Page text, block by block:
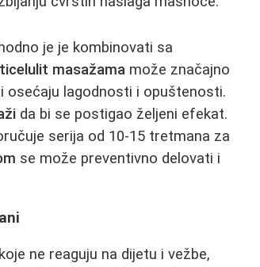
je je kombinovati sa
masažama može značajno
osećaju lagodnosti i opuštenosti.
da bi se postigao željeni efekat.
serija od 10-15 tretmana za
se može preventivno delovati i
ne reaguju na dijetu i vežbe,